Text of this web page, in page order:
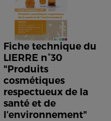
Fiche technique du
LIERRE n°30
"Produits
cosmétiques
respectueux de la
santé et de
l’environnement"